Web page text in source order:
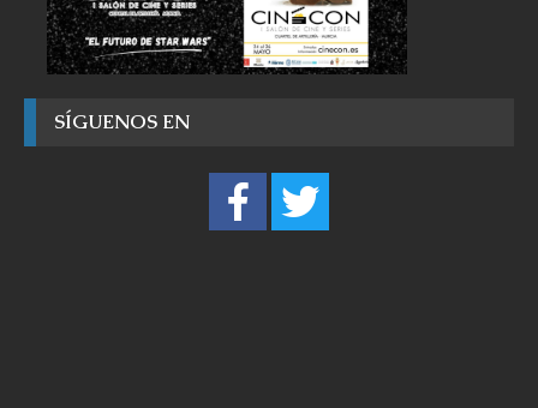
SÍGUENOS EN